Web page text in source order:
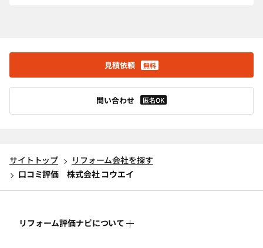
見積依頼 無料
問い合わせ 匿名OK
サイトトップ
リフォーム会社を探す
口コミ評価 株式会社 コウエイ
リフォーム評価ナビについて